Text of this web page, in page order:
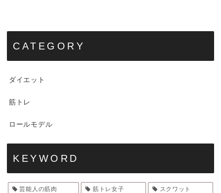
CATEGORY
ダイエット
筋トレ
ロールモデル
KEYWORD
芸能人の筋肉 筋トレ女子 スクワット